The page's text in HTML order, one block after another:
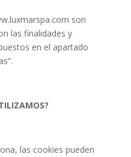
son
las finalidades y
en el apartado
las cookies pueden